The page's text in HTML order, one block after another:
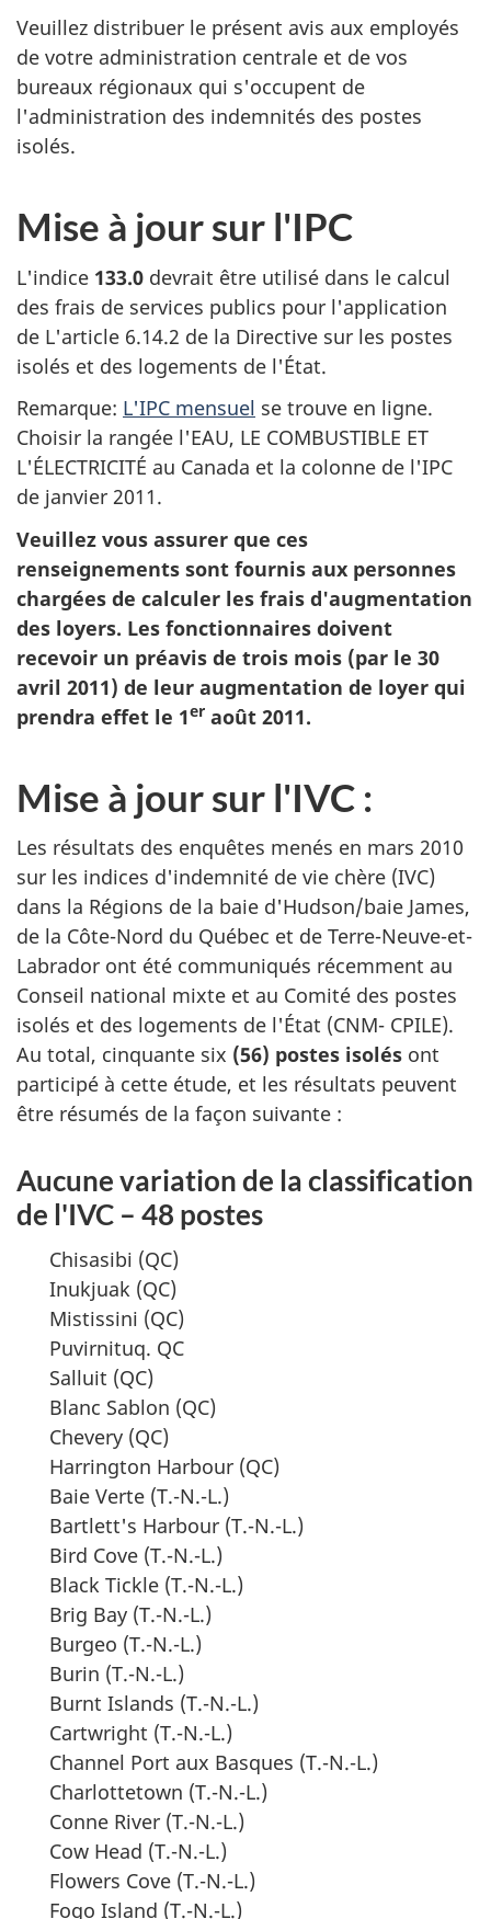
Veuillez distribuer le présent avis aux employés
de votre administration centrale et de vos
bureaux régionaux qui s'occupent de
l'administration des indemnités des postes
isolés.
Mise à jour sur l'IPC
L'indice 133.0 devrait être utilisé dans le calcul
des frais de services publics pour l'application
de L'article 6.14.2 de la Directive sur les postes
isolés et des logements de l'État.
Remarque: L'IPC mensuel se trouve en ligne.
Choisir la rangée l'EAU, LE COMBUSTIBLE ET
L'ÉLECTRICITÉ au Canada et la colonne de l'IPC
de janvier 2011.
Veuillez vous assurer que ces
renseignements sont fournis aux personnes
chargées de calculer les frais d'augmentation
des loyers. Les fonctionnaires doivent
recevoir un préavis de trois mois (par le 30
avril 2011) de leur augmentation de loyer qui
prendra effet le 1er août 2011.
Mise à jour sur l'IVC :
Les résultats des enquêtes menés en mars 2010
sur les indices d'indemnité de vie chère (IVC)
dans la Régions de la baie d'Hudson/baie James,
de la Côte-Nord du Québec et de Terre-Neuve-et-
Labrador ont été communiqués récemment au
Conseil national mixte et au Comité des postes
isolés et des logements de l'État (CNM- CPILE).
Au total, cinquante six (56) postes isolés ont
participé à cette étude, et les résultats peuvent
être résumés de la façon suivante :
Aucune variation de la classification
de l'IVC – 48 postes
Chisasibi (QC)
Inukjuak (QC)
Mistissini (QC)
Puvirnituq. QC
Salluit (QC)
Blanc Sablon (QC)
Chevery (QC)
Harrington Harbour (QC)
Baie Verte (T.-N.-L.)
Bartlett's Harbour (T.-N.-L.)
Bird Cove (T.-N.-L.)
Black Tickle (T.-N.-L.)
Brig Bay (T.-N.-L.)
Burgeo (T.-N.-L.)
Burin (T.-N.-L.)
Burnt Islands (T.-N.-L.)
Cartwright (T.-N.-L.)
Channel Port aux Basques (T.-N.-L.)
Charlottetown (T.-N.-L.)
Conne River (T.-N.-L.)
Cow Head (T.-N.-L.)
Flowers Cove (T.-N.-L.)
Fogo Island (T.-N.-L.)